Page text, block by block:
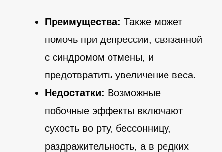
Преимущества: Также может
помочь при депрессии, связанной
с синдромом отмены, и
предотвратить увеличение веса.
Недостатки: Возможные
побочные эффекты включают
сухость во рту, бессонницу,
раздражительность, а в редких